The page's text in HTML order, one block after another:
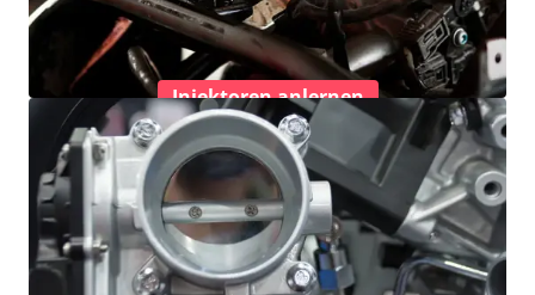
Injektoren anlernen